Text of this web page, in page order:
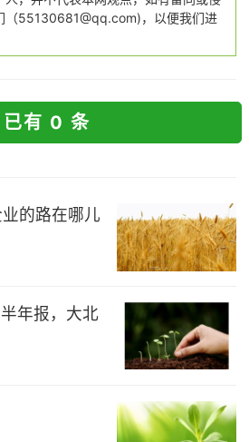
（55130681@qq.com)，以便我们进
已有 0 条
的路在哪儿
年报，大北